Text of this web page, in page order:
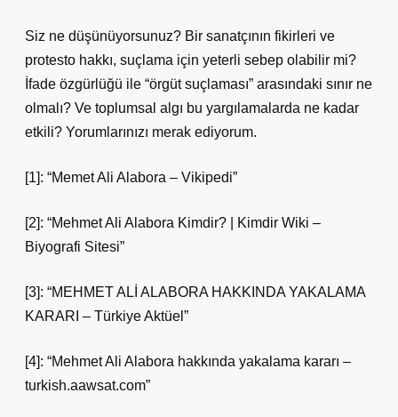
Siz ne düşünüyorsunuz? Bir sanatçının fikirleri ve
protesto hakkı, suçlama için yeterli sebep olabilir mi?
İfade özgürlüğü ile “örgüt suçlaması” arasındaki sınır ne
olmalı? Ve toplumsal algı bu yargılamalarda ne kadar
etkili? Yorumlarınızı merak ediyorum.
[1]: “Memet Ali Alabora – Vikipedi”
[2]: “Mehmet Ali Alabora Kimdir? | Kimdir Wiki –
Biyografi Sitesi”
[3]: “MEHMET ALİ ALABORA HAKKINDA YAKALAMA
KARARI – Türkiye Aktüel”
[4]: “Mehmet Ali Alabora hakkında yakalama kararı –
turkish.aawsat.com”